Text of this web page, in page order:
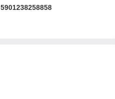
5901238258858